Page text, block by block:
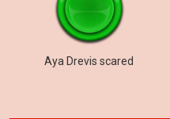
Aya Drevis scared